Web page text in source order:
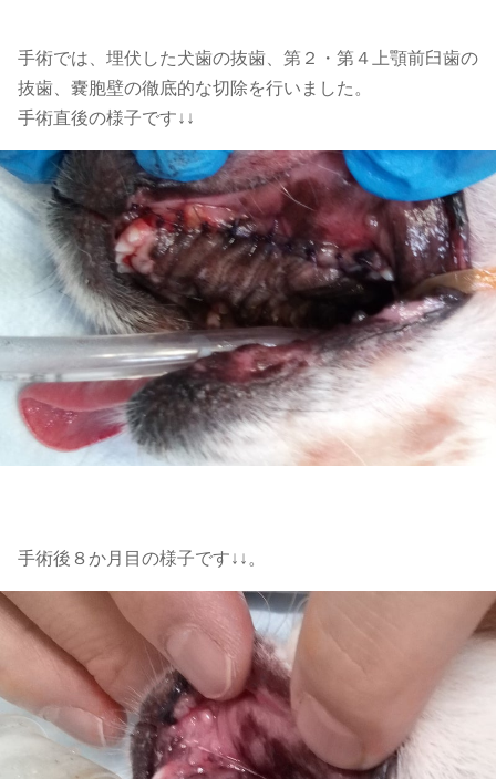
手術では、埋伏した犬歯の抜歯、第２・第４上顎前臼歯の
抜歯、嚢胞壁の徹底的な切除を行いました。
手術直後の様子です↓↓
手術後８か月目の様子です↓↓。